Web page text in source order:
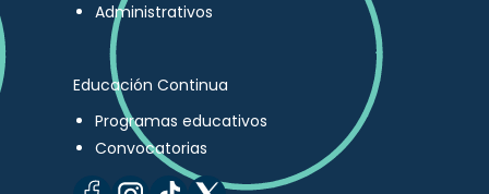
Administrativos
Educación Continua
Programas educativos
Convocatorias